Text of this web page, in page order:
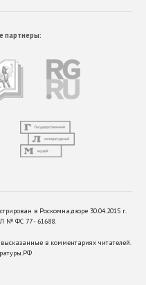
партнеры:
в Роскомнадзоре 30.04.2015 г.
№ ФС 77 - 61688.
в комментариях читателей.